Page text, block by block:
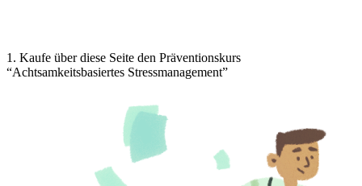
1. Kaufe über diese Seite den Präventionskurs
“Achtsamkeitsbasiertes Stressmanagement”